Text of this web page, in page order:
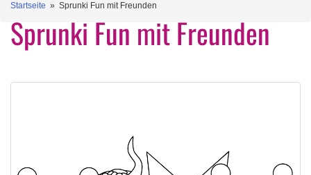
Startseite » Sprunki Fun mit Freunden
Sprunki Fun mit Freunden